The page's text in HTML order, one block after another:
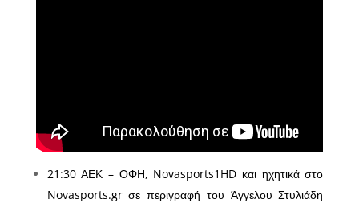
21:30 ΑΕΚ – ΟΦΗ, Novasports1HD και ηχητικά στο
Novasports.gr σε περιγραφή του Άγγελου Στυλιάδη